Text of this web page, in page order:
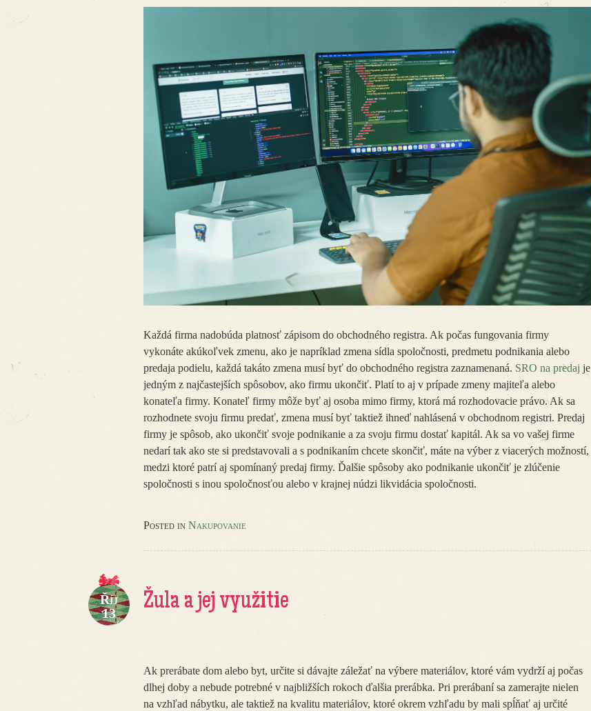
Každá firma nadobúda platnosť zápisom do obchodného registra. Ak počas fungovania firmy
vykonáte akúkoľvek zmenu, ako je napríklad zmena sídla spoločnosti, predmetu podnikania alebo
predaja podielu, každá takáto zmena musí byť do obchodného registra zaznamenaná. SRO na predaj je
jedným z najčastejších spôsobov, ako firmu ukončiť. Platí to aj v prípade zmeny majiteľa alebo
konateľa firmy. Konateľ firmy môže byť aj osoba mimo firmy, ktorá má rozhodovacie právo. Ak sa
rozhodnete svoju firmu predať, zmena musí byť taktiež ihneď nahlásená v obchodnom registri. Predaj
firmy je spôsob, ako ukončiť svoje podnikanie a za svoju firmu dostať kapitál. Ak sa vo vašej firme
nedarí tak ako ste si predstavovali a s podnikaním chcete skončiť, máte na výber z viacerých možností,
medzi ktoré patrí aj spomínaný predaj firmy. Ďalšie spôsoby ako podnikanie ukončiť je zlúčenie
spoločnosti s inou spoločnosťou alebo v krajnej núdzi likvidácia spoločnosti.
Posted in Nakupovanie
Žula a jej využitie
Ak prerábate dom alebo byt, určite si dávajte záležať na výbere materiálov, ktoré vám vydrží aj počas
dlhej doby a nebude potrebné v najbližších rokoch ďalšia prerábka. Pri prerábaní sa zamerajte nielen
na vzhľad nábytku, ale taktiež na kvalitu materiálov, ktoré okrem vzhľadu by mali spĺňať aj určité
Říj
13